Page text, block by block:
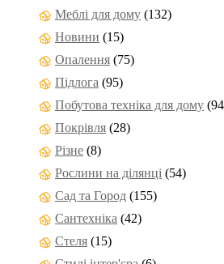
Меблі для дому (132)
Новини (15)
Опалення (75)
Підлога (95)
Побутова техніка для дому
Покрівля (28)
Різне (8)
Рослини на ділянці (54)
Сад та Город (155)
Сантехніка (42)
Стеля (15)